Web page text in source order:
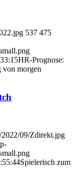
537 475
HR-Prognose:
von morgen
09/Zdirekt.jpg
Spielerisch zum